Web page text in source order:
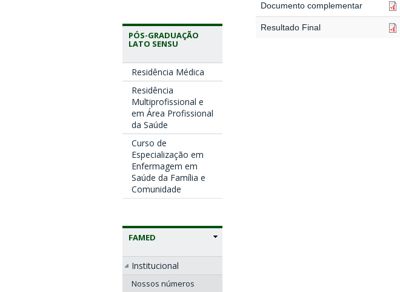
PÓS-GRADUAÇÃO
LATO SENSU
Residência Médica
Residência
Multiprofissional e
em Área Profissional
da Saúde
Curso de
Especialização em
Enfermagem em
Saúde da Família e
Comunidade
FAMED
Institucional
Nossos números
Documento complementar
Resultado Final